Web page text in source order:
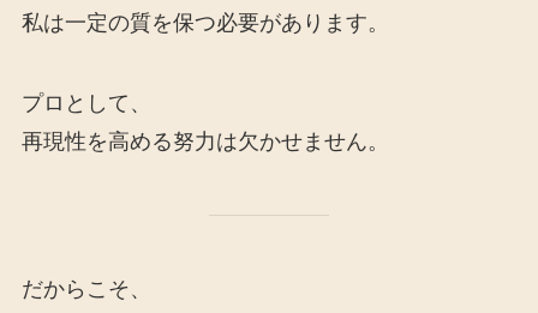
私は一定の質を保つ必要があります。
プロとして、
再現性を高める努力は欠かせません。
だからこそ、